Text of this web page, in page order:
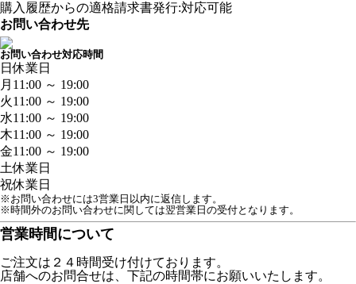
購入履歴からの適格請求書発行:対応可能
お問い合わせ先
お問い合わせ対応時間
日休業日
月 11:00 ～ 19:00
火11:00 ～ 19:00
水11:00 ～ 19:00
木11:00 ～ 19:00
金11:00 ～ 19:00
土休業日
祝休業日
※お問い合わせには3営業日以内に返信します。
※時間外のお問い合わせに関しては翌営業日の受付となります。
営業時間について
ご注文は２４時間受け付けております。
店舗へのお問合せは、下記の時間帯にお願いいたします。